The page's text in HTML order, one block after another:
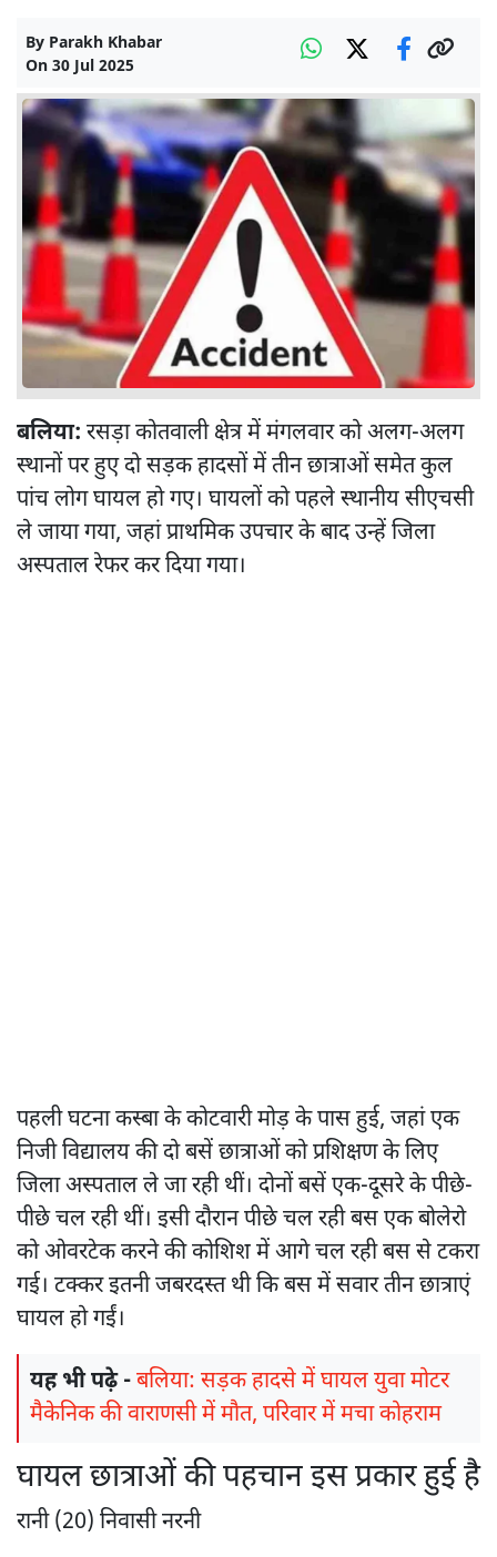
By Parakh Khabar
On 30 Jul 2025
बलिया: रसड़ा कोतवाली क्षेत्र में मंगलवार को अलग-अलग
स्थानों पर हुए दो सड़क हादसों में तीन छात्राओं समेत कुल
पांच लोग घायल हो गए। घायलों को पहले स्थानीय सीएचसी
ले जाया गया, जहां प्राथमिक उपचार के बाद उन्हें जिला
अस्पताल रेफर कर दिया गया।
पहली घटना कस्बा के कोटवारी मोड़ के पास हुई, जहां एक
निजी विद्यालय की दो बसें छात्राओं को प्रशिक्षण के लिए
जिला अस्पताल ले जा रही थीं। दोनों बसें एक-दूसरे के पीछे-
पीछे चल रही थीं। इसी दौरान पीछे चल रही बस एक बोलेरो
को ओवरटेक करने की कोशिश में आगे चल रही बस से टकरा
गई। टक्कर इतनी जबरदस्त थी कि बस में सवार तीन छात्राएं
घायल हो गईं।
यह भी पढ़े -बलिया: सड़क हादसे में घायल युवा मोटर
मैकेनिक की वाराणसी में मौत, परिवार में मचा कोहराम
घायल छात्राओं की पहचान इस प्रकार हुई है
रानी (20) निवासी नरनी